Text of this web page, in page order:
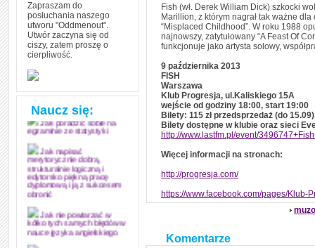
Zapraszam do
posłuchania naszego
utworu "Oddmenout".
Utwór zaczyna się od
ciszy, zatem proszę o
cierpliwość.
Naucz się:
Jak stworzyć fenomen
egzamin? Poznaj metody
Jak poradzić sobie na
egzaminie ze statystyki
Jak napisać
merytorycznie dobrą,
strukturalnie logiczną i
edytorsko piękną pracę
dyplomową i ją z sukcesem
obronić
Jak nie powtarzać w
kółko tych samych błędów w
nauce języka angielskiego
Fish (wł. Derek William Dick) szkocki
Marillion, z którym nagrał tak ważne dla
“Misplaced Childhood”. W roku 1988
najnowszy, zatytułowany “A Feast Of
funkcjonuje jako artysta solowy,
9 października 2013
FISH
Warszawa
Klub Progresja, ul.Kaliskiego 15A
wejście od godziny 18:00, start 19:00
Bilety: 115 zł przedsprzedaż (do
Bilety dostępne w klubie oraz sieci
http://www.lastfm.pl/event/
Więcej informacji na stronach:
http://progresja.com/
https://www.facebook.com/pages/Klub-
Komentarze